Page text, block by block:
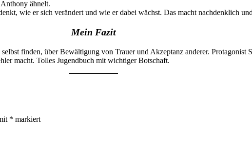
ähnelt.
wie er sich verändert und wie er dabei wächst. Das macht nachdenklich
Mein Fazit
finden, über Bewältigung von Trauer und Akzeptanz anderer. Protagonist
macht. Tolles Jugendbuch mit wichtiger Botschaft.
* markiert